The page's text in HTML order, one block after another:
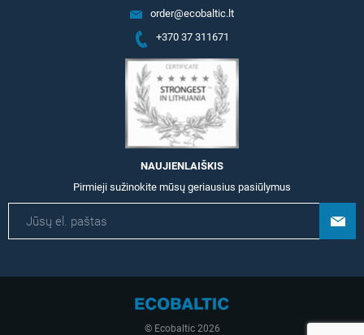
order@ecobaltic.lt
+370 37 311671
NAUJIENLAIŠKIS
Pirmieji sužinokite mūsų geriausius pasiūlymus
© Ecobaltic 2026